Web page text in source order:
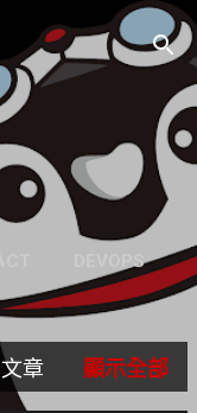
DEVOPS
更多…
章 顯示全部